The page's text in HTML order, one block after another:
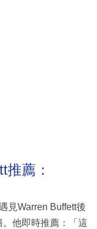
薦：
見Warren Buffett後
他即時推薦：「這